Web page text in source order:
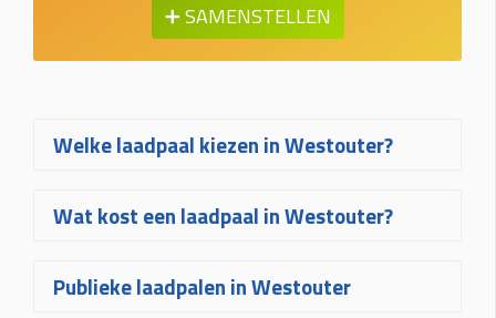
➕ SAMENSTELLEN
Welke laadpaal kiezen in Westouter?
Welke laadpaal in Westouter het best
bij u past, hangt af van uw wagen, uw
laadt. Voor de meeste woningen zijn
Wat kost een laadpaal in Westouter?
De prijs van een laadpaal in Westouter
hangt af van het gekozen toestel, het
Publieke laadpalen in Westouter